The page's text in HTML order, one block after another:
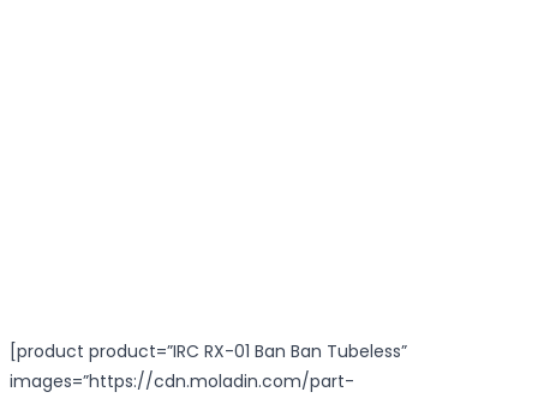
[product product=”IRC RX-01 Ban Ban Tubeless”
images=”https://cdn.moladin.com/part-